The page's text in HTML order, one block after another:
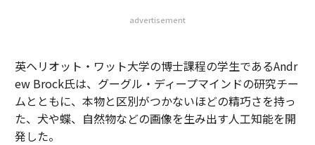
advertisement
英ヘリオット・ワット大学の博士課程の学生であるAndr
ew Brock氏は、グーグル・ディープマインドの研究チー
ムとともに、本物と区別がつかないほどの精巧さを持っ
た、犬や蝶、自然物などの画像を生み出す人工知能を開
発した。